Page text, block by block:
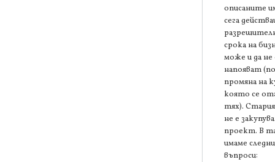
описаните
сега
срока на
може и да не
напояват
промяна на
която се
тях).
не е
проект. В
имаме
въпроси: